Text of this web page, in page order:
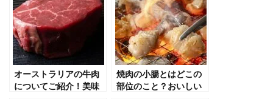
オーストラリアの牛肉
についてご紹介！美味
焼肉の小腸とはどこの
部位のこと？おいしい